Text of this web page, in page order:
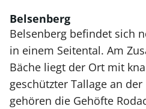
Belsenberg
Belsenberg befindet sich
in einem Seitental. Am
Bäche liegt der Ort mit
geschützter Tallage an
gehören die Gehöfte